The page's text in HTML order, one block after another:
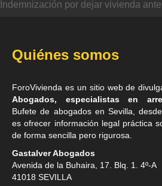
Indemnización por dejar vivienda
Quiénes somos
ForoVivienda es un sitio web de
Abogados, especialistas en
Bufete de abogados en Sevilla ,
es ofrecer información legal práctica
de forma sencilla pero rigurosa.
Gastalver Abogados
Avenida de la Buhaira, 17. Blq. 1. 4º-A
41018 SEVILLA